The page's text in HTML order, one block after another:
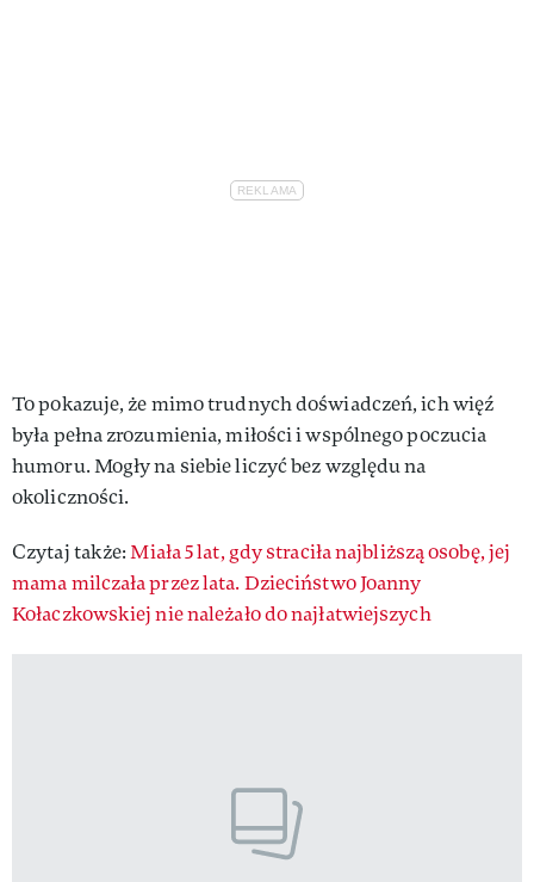
To pokazuje, że mimo trudnych doświadczeń, ich więź
była pełna zrozumienia, miłości i wspólnego poczucia
humoru. Mogły na siebie liczyć bez względu na
okoliczności.
Czytaj także:Miała 5 lat, gdy straciła najbliższą osobę, jej
mama milczała przez lata. Dzieciństwo Joanny
Kołaczkowskiej nie należało do najłatwiejszych